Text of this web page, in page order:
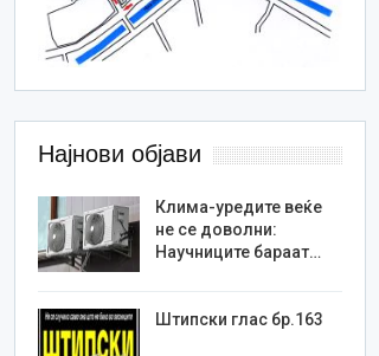
Најнови објави
Клима-уредите веќе
не се доволни:
Научниците бараат…
Штипски глас бр.163